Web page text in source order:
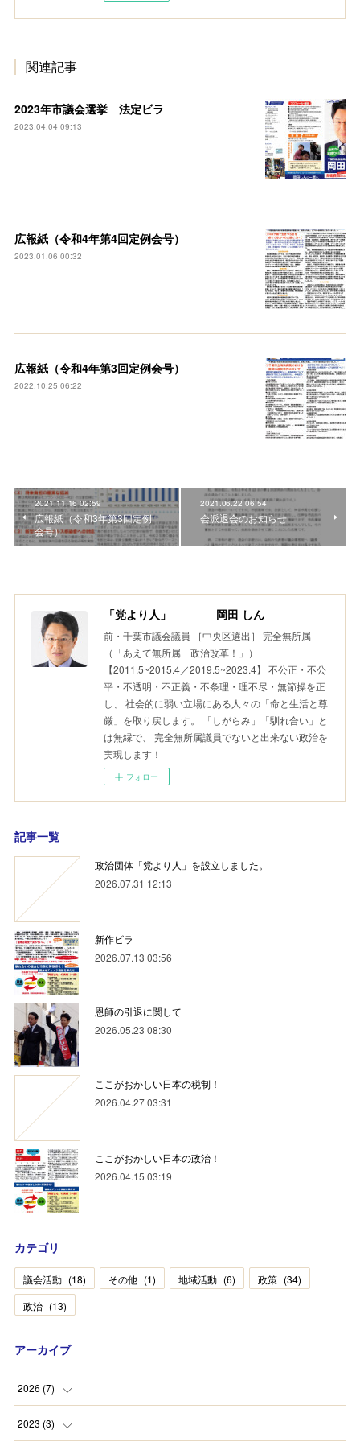
関連記事
2023年市議会選挙 法定ビラ
2023.04.04 09:13
広報紙（令和4年第4回定例会号）
2023.01.06 00:32
広報紙（令和4年第3回定例会号）
2022.10.25 06:22
2021.11.16 02:59
広報紙（令和3年第3回定例
会号）
2021.06.22 06:54
会派退会のお知らせ
「党より人」 岡田 しん
前・千葉市議会議員 ［中央区選出］ 完全無所属
（「あえて無所属 政治改革！」）
【2011.5~2015.4／2019.5~2023.4】 不公正・不公
平・不透明・不正義・不条理・理不尽・無節操を正
し、 社会的に弱い立場にある人々の「命と生活と尊
厳」を取り戻します。 「しがらみ」「馴れ合い」と
は無縁で、 完全無所属議員でないと出来ない政治を
実現します！
フォロー
記事一覧
政治団体「党より人」を設立しました。
2026.07.31 12:13
新作ビラ
2026.07.13 03:56
恩師の引退に関して
2026.05.23 08:30
ここがおかしい日本の税制！
2026.04.27 03:31
ここがおかしい日本の政治！
2026.04.15 03:19
カテゴリ
議会活動 (18) その他 (1) 地域活動 (6) 政策 (34)
政治 (13)
アーカイブ
2026 (7)
( )
2023 (3)